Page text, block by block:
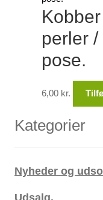
perler /
pose.
6,00 kr.
Kategorier
Nyheder og
Udsalg.